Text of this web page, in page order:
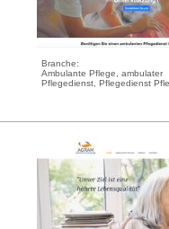
Branche:
Ambulante Pflege, ambulater
Pflegedienst, Pflegedienst